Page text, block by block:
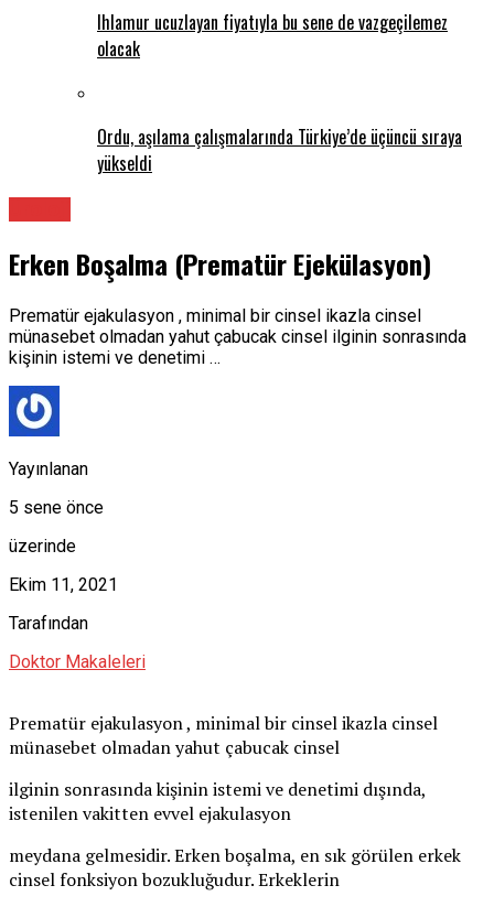
Ihlamur ucuzlayan fiyatıyla bu sene de vazgeçilemez
olacak
Ordu, aşılama çalışmalarında Türkiye’de üçüncü sıraya
yükseldi
Erken Boşalma (Prematür Ejekülasyon)
Prematür ejakulasyon , minimal bir cinsel ikazla cinsel
münasebet olmadan yahut çabucak cinsel ilginin sonrasında
kişinin istemi ve denetimi …
Yayınlanan
5 sene önce
üzerinde
Ekim 11, 2021
Tarafından
Doktor Makaleleri
Prematür ejakulasyon , minimal bir cinsel ikazla cinsel
münasebet olmadan yahut çabucak cinsel
ilginin sonrasında kişinin istemi ve denetimi dışında,
istenilen vakitten evvel ejakulasyon
meydana gelmesidir. Erken boşalma, en sık görülen erkek
cinsel fonksiyon bozukluğudur. Erkeklerin